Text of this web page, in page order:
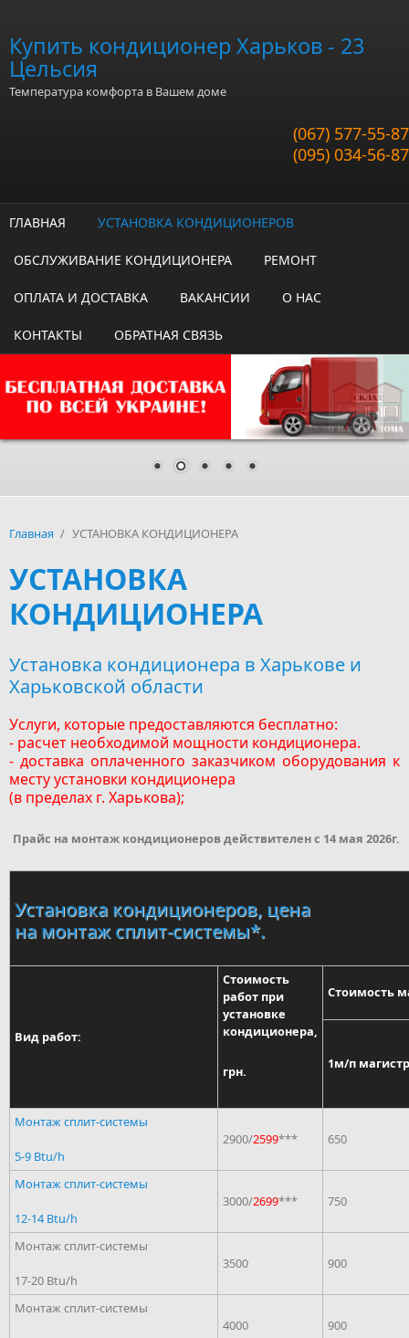
Купить кондиционер Харьков - 23
Цельсия
Температура комфорта в Вашем доме
(067) 577-55-87
(095) 034-56-87
ГЛАВНАЯ УСТАНОВКА КОНДИЦИОНЕРОВ
ОБСЛУЖИВАНИЕ КОНДИЦИОНЕРА РЕМОНТ
ОПЛАТА И ДОСТАВКА ВАКАНСИИ О НАС
КОНТАКТЫ ОБРАТНАЯ СВЯЗЬ
Главная / УСТАНОВКА КОНДИЦИОНЕРА
УСТАНОВКА
КОНДИЦИОНЕРА
Установка кондиционера в Харькове и
Харьковской области
Услуги, которые предоставляются бесплатно:
- расчет необходимой мощности кондиционера.
- доставка оплаченного заказчиком оборудования к
месту установки кондиционера
(в пределах г. Харькова);
Прайс на монтаж кондиционеров действителен с 14 мая 2026г.
Установка кондиционеров, цена
на монтаж сплит-системы*.
Вид работ:
Стоимость
работ при
установке
кондиционера,
грн.
Стоимость
1м/п
Монтаж сплит-системы
5-9 Btu/h
2900/2599*** 650
Монтаж сплит-системы
12-14 Btu/h
3000/2699*** 750
Монтаж сплит-системы
17-20 Btu/h
3500 900
Монтаж сплит-системы
4000 900